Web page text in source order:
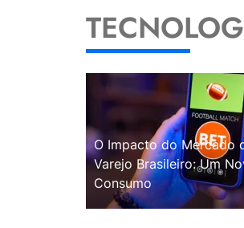
O Impacto do Mercado
Varejo Brasileiro: Um
Consumo